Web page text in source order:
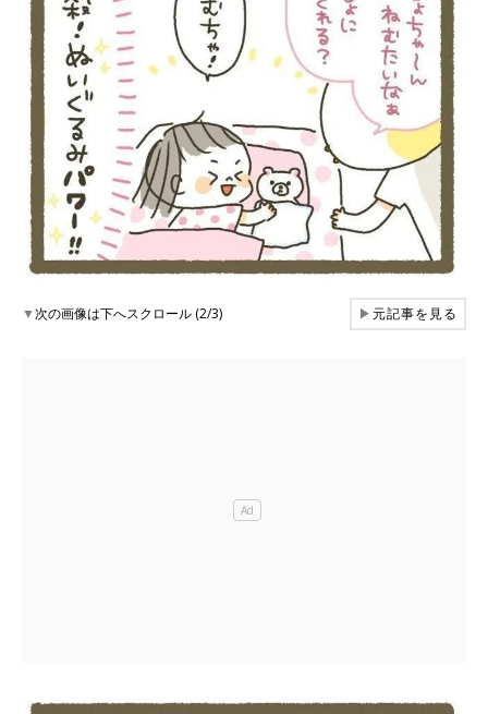
▼次の画像は下へスクロール (2/3) ▶元記事を見る